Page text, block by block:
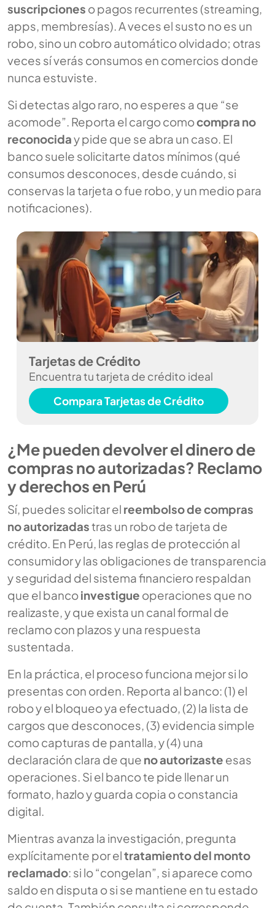
suscripciones o pagos recurrentes (streaming,
apps, membresías). A veces el susto no es un
robo, sino un cobro automático olvidado; otras
veces sí verás consumos en comercios donde
nunca estuviste.
Si detectas algo raro, no esperes a que “se
acomode”. Reporta el cargo comocompra no
reconociday pide que se abra un caso. El
banco suele solicitarte datos mínimos (qué
consumos desconoces, desde cuándo, si
conservas la tarjeta o fue robo, y un medio para
notificaciones).
Tarjetas de Crédito
Encuentra tu tarjeta de crédito ideal
Compara Tarjetas de Crédito
¿Me pueden devolver el dinero de
compras no autorizadas? Reclamo
y derechos en Perú
Sí, puedes solicitar el reembolso de compras
no autorizadastras un robo de tarjeta de
crédito. En Perú, las reglas de protección al
consumidor y las obligaciones de transparencia
y seguridad del sistema financiero respaldan
que el bancoinvestigue operaciones que no
realizaste, y que exista un canal formal de
reclamo con plazos y una respuesta
sustentada.
En la práctica, el proceso funciona mejor si lo
presentas con orden. Reporta al banco: (1) el
robo y el bloqueo ya efectuado, (2) la lista de
cargos que desconoces, (3) evidencia simple
como capturas de pantalla, y (4) una
declaración clara de que no autorizaste esas
operaciones. Si el banco te pide llenar un
formato, hazlo y guarda copia o constancia
digital.
Mientras avanza la investigación, pregunta
explícitamente por eltratamiento del monto
reclamado: si lo “congelan”, si aparece como
saldo en disputa o si se mantiene en tu estado